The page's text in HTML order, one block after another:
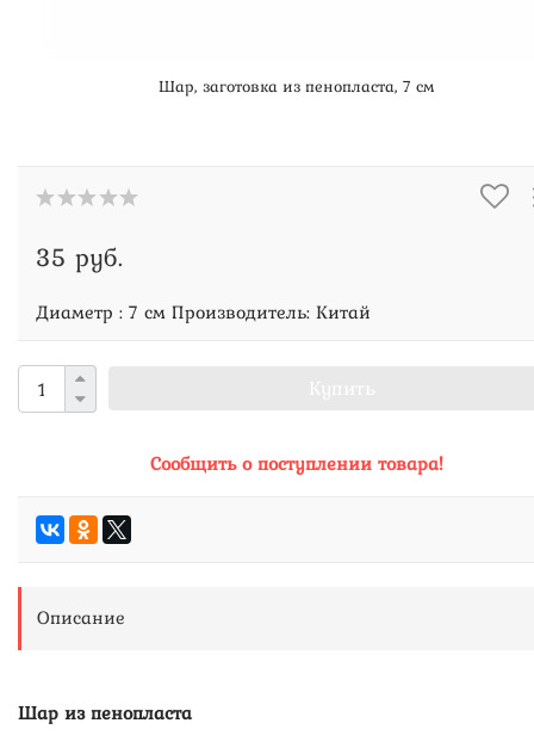
Шар, заготовка из пенопласта, 7 см
35 руб.
Диаметр : 7 см Производитель: Китай
Сообщить о поступлении товара!
Описание
Шар из пенопласта